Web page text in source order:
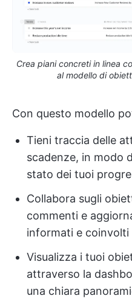
Crea piani concreti in linea
al modello di
Con questo modello
Tieni traccia delle
scadenze, in modo
stato dei tuoi
Collabora sugli
commenti e
informati e coinvolti
Visualizza i tuoi
attraverso la
una chiara